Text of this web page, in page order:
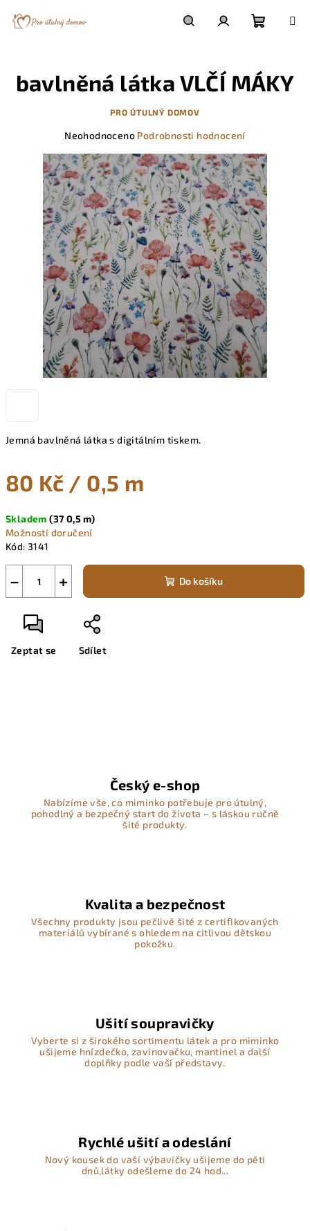
košík
Jemná bavlněná látka s digitálním tiskem.
80 Kč / 0,5 m
cena:
Skladem(37 0,5 m)
Možnosti doručení
Kód: 3141
+
− Do košíku
Zeptat se Sdílet
bavlněná látka VLČÍ MÁKY
PRO ÚTULNÝ DOMOV
Průměrné
produktu
je
0,0
z
5
hvězdiček.
Neohodnoceno Podrobnosti hodnocení
Český e-shop
Nabízíme vše, co miminko potřebuje pro útulný,
pohodlný a bezpečný start do života – s láskou ručně
šité produkty.
Kvalita a bezpečnost
Všechny produkty jsou pečlivě šité z certifikovaných
materiálů vybírané s ohledem na citlivou dětskou
pokožku.
Ušití soupravičky
Vyberte si z širokého sortimentu látek a pro miminko
ušijeme hnízdečko, zavinovačku, mantinel a další
doplňky podle vaší představy.
Rychlé ušití a odeslání
Nový kousek do vaší výbavičky ušijeme do pěti
dnů,látky odešleme do 24 hod...